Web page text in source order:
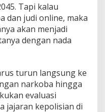
Tapi kalau
dan judi online, maka
akan menjadi
dengan nada
turun langsung ke
narkoba hingga
evaluasi
jajaran kepolisian di